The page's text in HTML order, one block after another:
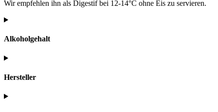
Wir empfehlen ihn als Digestif bei 12-14°C ohne Eis zu servieren.
Alkoholgehalt
Hersteller